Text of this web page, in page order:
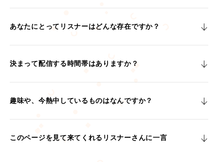
あなたにとってリスナーはどんな存在ですか？
決まって配信する時間帯はありますか？
趣味や、今熱中しているものはなんですか？
このページを見て来てくれるリスナーさんに一言